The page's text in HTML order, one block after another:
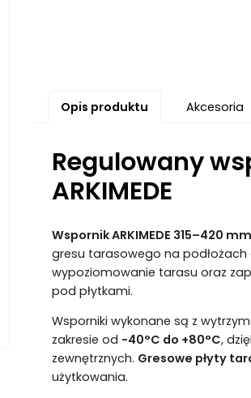
Opis produktu Akcesoria
Regulowany
ARKIMEDE
Wspornik ARKIMEDE 315–420 mm
gresu tarasowego na podłożach
wypoziomowanie tarasu oraz
pod płytkami.
Wsporniki wykonane są z
zakresie od -40°C do +80°C,
zewnętrznych. Gresowe płyty
użytkowania.